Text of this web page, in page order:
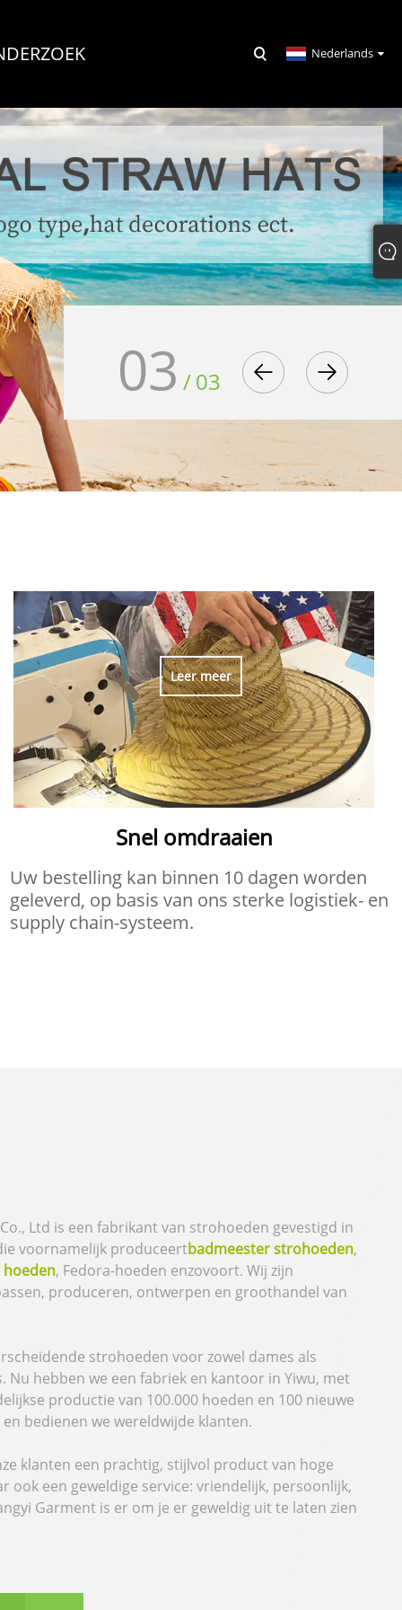
Nederlands
03 /03
Leer meer
Snel omdraaien
Uw bestelling kan binnen 10 dagen worden
geleverd, op basis van ons sterke logistiek- en
supply chain-systeem.
Ltd is een fabrikant van strohoeden gevestigd in
voornamelijk produceertbadmeester strohoeden,
hoeden, Fedora-hoeden enzovoort. Wij zijn
produceren, ontwerpen en groothandel van
strohoeden voor zowel dames als
Nu hebben we een fabriek en kantoor in Yiwu, met
productie van 100.000 hoeden en 100 nieuwe
bedienen we wereldwijde klanten.
klanten een prachtig, stijlvol product van hoge
ook een geweldige service: vriendelijk, persoonlijk,
Garment is er om je er geweldig uit te laten zien